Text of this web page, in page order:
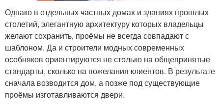
Однако в отдельных частных домах и зданиях прошлых
столетий, элегантную архитектуру которых владельцы
желают сохранить, проёмы не всегда совпадают с
шаблоном. Да и строители модных современных
особняков ориентируются не столько на общепринятые
стандарты, сколько на пожелания клиентов. В результате
сначала возводится дом, а позже под существующие
проёмы изготавливаются двери.